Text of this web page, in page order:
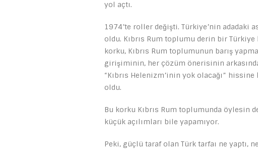
yol açtı.
1974’te roller değişti. Türkiye’nin adadaki
oldu. Kıbrıs Rum toplumu derin bir
korku, Kıbrıs Rum toplumunun barış
girişiminin, her çözüm önerisinin arkasında
“Kıbrıs Helenizm’inin yok olacağı”
oldu.
Bu korku Kıbrıs Rum toplumunda öylesin
küçük açılımları bile yapamıyor.
Peki, güçlü taraf olan Türk tarfaı ne yaptı,